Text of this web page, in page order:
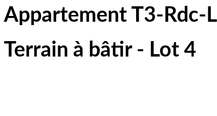
Appartement T3-Rdc-
Terrain à bâtir - Lot 4